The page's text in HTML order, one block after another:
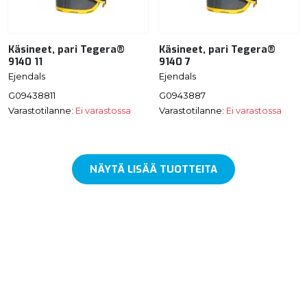
Käsineet, pari Tegera®
9140 11
Ejendals
G09438811
Varastotilanne: Ei varastossa
Käsineet, pari Tegera®
9140 7
Ejendals
G0943887
Varastotilanne: Ei varastossa
NÄYTÄ LISÄÄ TUOTTEITA